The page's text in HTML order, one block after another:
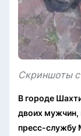
Скриншоты
В городе
двоих мужчин,
пресс-службу